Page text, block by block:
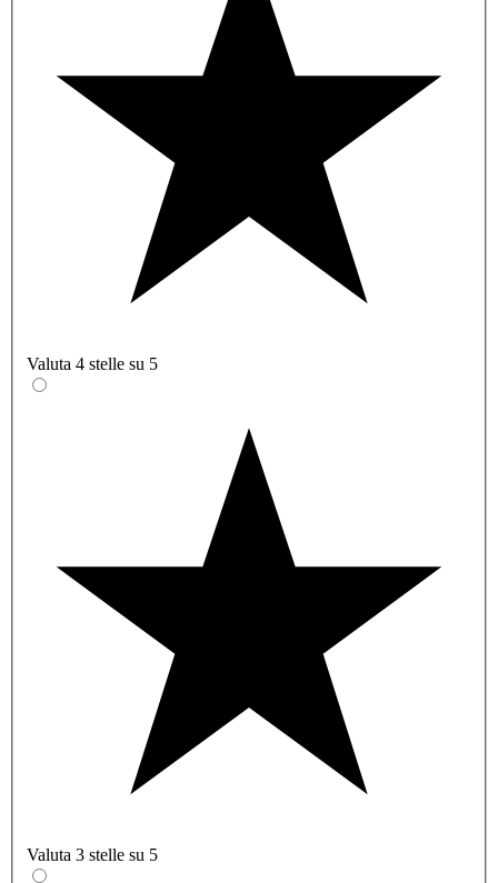
Valuta 4 stelle su 5
Valuta 3 stelle su 5